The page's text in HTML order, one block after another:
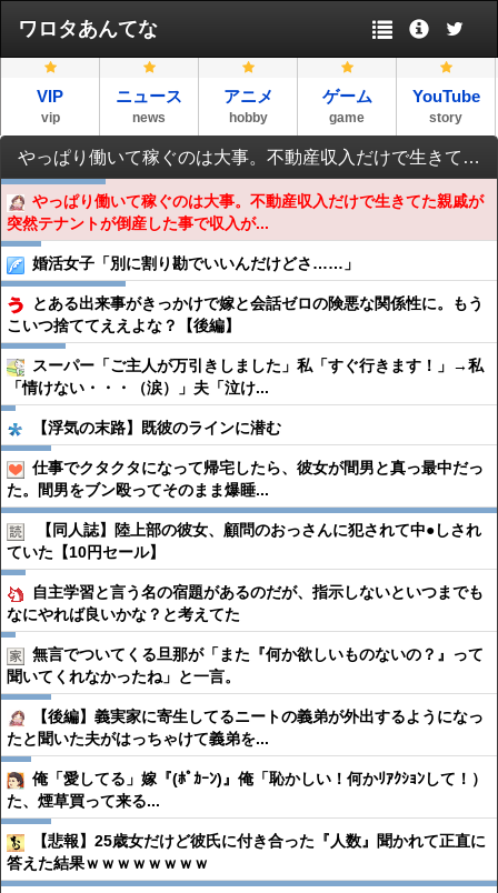
ワロタあんてな
VIP
vip
ニュース
news
アニメ
hobby
ゲーム
game
YouTube
story
やっぱり働いて稼ぐのは大事。不動産収入だけで生きてた親戚が突然テナントが倒産した事で収入が途絶えて蓄えもないってさ。
やっぱり働いて稼ぐのは大事。不動産収入だけで生きてた親戚が
突然テナントが倒産した事で収入が...
婚活女子「別に割り勘でいいんだけどさ……」
とある出来事がきっかけで嫁と会話ゼロの険悪な関係性に。もう
こいつ捨ててええよな？【後編】
スーパー「ご主人が万引きしました」私「すぐ行きます！」→私
「情けない・・・（涙）」夫「泣け...
【浮気の末路】既彼のラインに潜む
仕事でクタクタになって帰宅したら、彼女が間男と真っ最中だっ
た。間男をブン殴ってそのまま爆睡...
【同人誌】陸上部の彼女、顧問のおっさんに犯されて中●︎しされ
ていた【10円セール】
自主学習と言う名の宿題があるのだが、指示しないといつまでも
なにやれば良いかな？と考えてた
無言でついてくる旦那が「また『何か欲しいものないの？』って
聞いてくれなかったね」と一言。
【後編】義実家に寄生してるニートの義弟が外出するようになっ
たと聞いた夫がはっちゃけて義弟を...
俺「愛してる」嫁『(ﾎﾟｶｰﾝ)』俺「恥かしい！何かﾘｱｸｼｮﾝして！）
た、煙草買って来る...
【悲報】25歳女だけど彼氏に付き合った『人数』聞かれて正直に
答えた結果ｗｗｗｗｗｗｗｗ